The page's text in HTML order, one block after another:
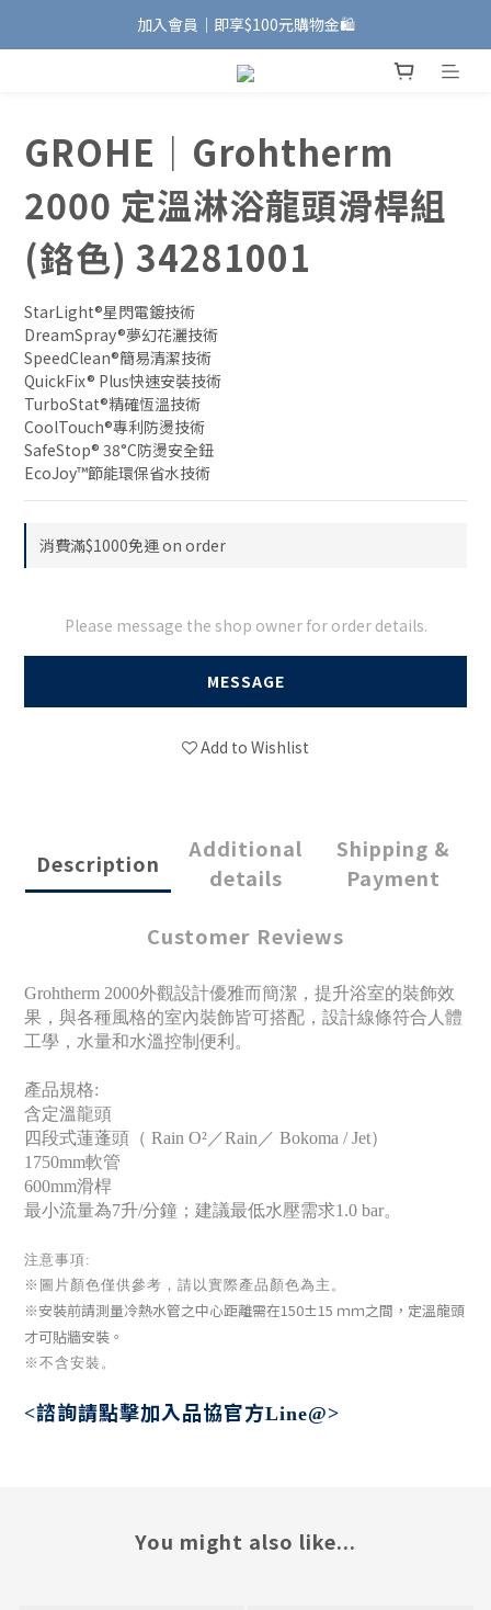
加入會員｜即享$100元購物金🛍️
加入會員｜即享$100元購物金🛍️
安裝維修服務｜Line ID @885wywfl
加入會員｜即享$100元購物金🛍️
GROHE｜Grohtherm
2000 定溫淋浴龍頭滑桿組
(鉻色) 34281001
StarLight®星閃電鍍技術
DreamSpray®夢幻花灑技術
SpeedClean®簡易清潔技術
QuickFix® Plus快速安裝技術
TurboStat®精確恆溫技術
CoolTouch®專利防燙技術
SafeStop® 38°C防燙安全鈕
EcoJoy™節能環保省水技術
消費滿$1000免運 on order
Please message the shop owner for order details.
MESSAGE
Add to Wishlist
Description
Additional
details
Shipping &
Payment
Customer Reviews
Grohtherm 2000外觀設計優雅而簡潔，提升浴室的裝飾效
果，與各種風格的室內裝飾皆可搭配，設計線條符合人體
工學，水量和水溫控制便利。
產品規格:
含定溫龍頭
四段式蓮蓬頭（ Rain O²／Rain／ Bokoma / Jet）
1750mm軟管
600mm滑桿
最小流量為7升/分鐘；建議最低水壓需求1.0 bar。
注意事項:
※圖片顏色僅供參考 ，請以實際產品顏色為主。
※安裝前請測量冷熱水管之中心距離需在150±15 ｍｍ之間，定溫龍頭
才可貼牆安裝。
※不含安裝。
<諮詢請點擊加入品協官方Line@>
You might also like...